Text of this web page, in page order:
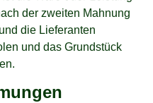
der zweiten Mahnung
die Lieferanten
und das Grundstück